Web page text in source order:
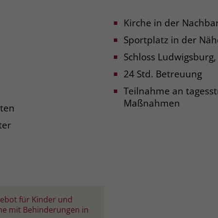
Kirche in der
Sportplatz in der
Schloss
24 Std. Betreuung
Teilnahme an
Maßnahmen
für Kinder und
mit Behinderungen in
Der Zweck von _fbp ist vollständig auf die
Facebook zurückzuführen. Dieses Cookie ist
ein Erstanbieter-Cookie, d. h. Facebook
platziert es, während ein Verbraucher auf
Facebook ist. Dieses Cookie verfolgt die
Besuche eines Nutzers auf verschiedenen
zurückzusenden.